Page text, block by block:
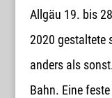
Allgäu 19. bis
2020 gestaltete
anders als
Bahn. Eine